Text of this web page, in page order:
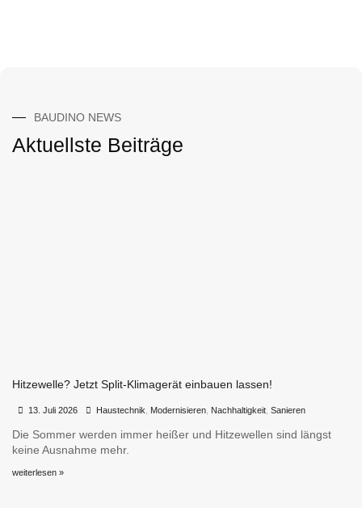
BAUDINO NEWS
Aktuellste Beiträge
Hitzewelle? Jetzt Split-Klimagerät einbauen lassen!
13. Juli 2026 Haustechnik Modernisieren Nachhaltigkeit Sanieren
Die Sommer werden immer heißer und Hitzewellen sind längst
keine Ausnahme mehr.
weiterlesen »